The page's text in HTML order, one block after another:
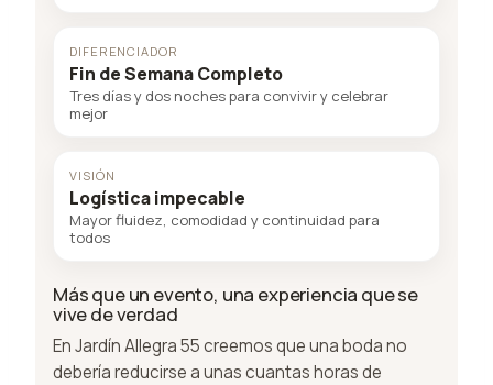
DIFERENCIADOR
Fin de Semana Completo
Tres días y dos noches para convivir y celebrar
mejor
VISIÓN
Logística impecable
Mayor fluidez, comodidad y continuidad para
todos
Más que un evento, una experiencia que se
vive de verdad
En Jardín Allegra 55 creemos que una boda no
debería reducirse a unas cuantas horas de